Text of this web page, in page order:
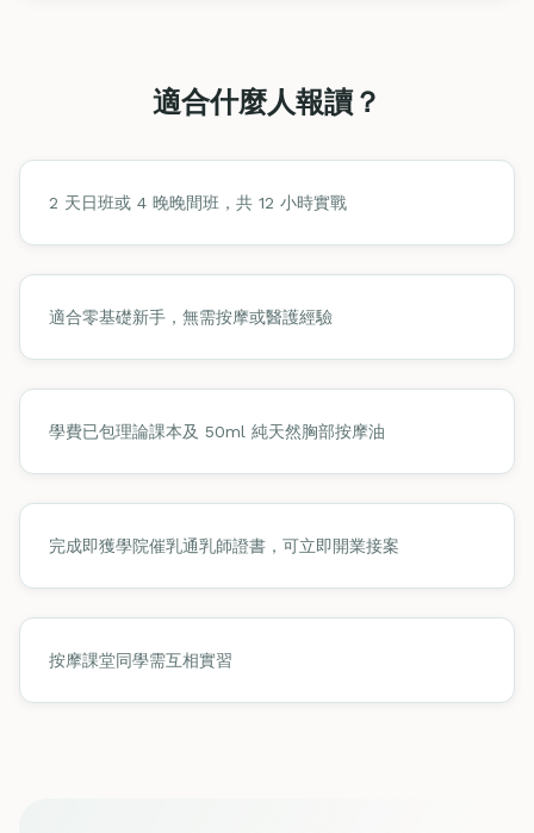
適合什麼人報讀？
2 天日班或 4 晚晚間班，共 12 小時實戰
適合零基礎新手，無需按摩或醫護經驗
學費已包理論課本及 50ml 純天然胸部按摩油
完成即獲學院催乳通乳師證書，可立即開業接案
按摩課堂同學需互相實習